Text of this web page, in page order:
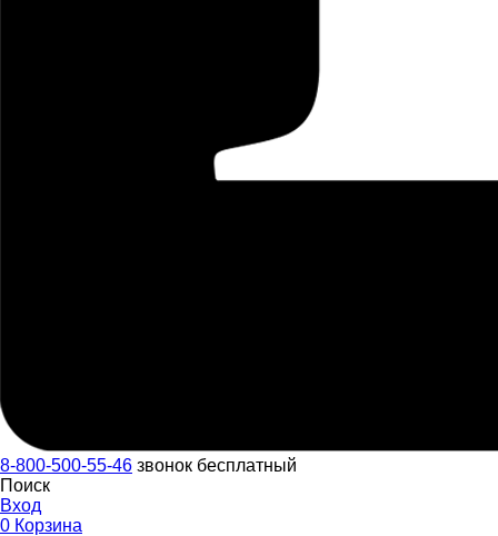
8-800-500-55-46 звонок бесплатный
Поиск
Вход
0 Корзина